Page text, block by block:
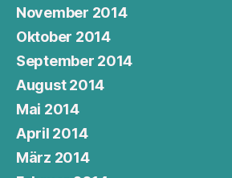
November 2014
Oktober 2014
September 2014
August 2014
Mai 2014
April 2014
März 2014